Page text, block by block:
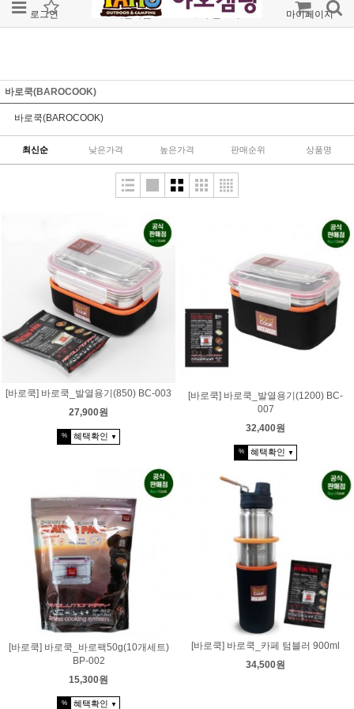
로그인 회원가입 주문조회 마이페이지
바로쿡(BAROCOOK)
바로쿡(BAROCOOK)
최신순 낮은가격 높은가격 판매순위 상품명
[바로쿡] 바로쿡_발열용기(850) BC-003
27,900원
% 혜택확인 ▼
[바로쿡] 바로쿡_발열용기(1200) BC-
007
32,400원
% 혜택확인 ▼
[바로쿡] 바로쿡_바로팩50g(10개세트)
BP-002
15,300원
% 혜택확인 ▼
[바로쿡] 바로쿡_카페 텀블러 900ml
34,500원